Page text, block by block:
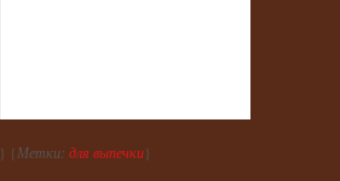
} {Метки: для выпечки}